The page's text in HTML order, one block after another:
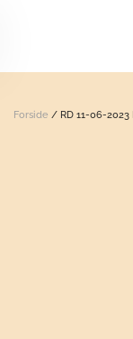
Forside / RD 11-06-2023